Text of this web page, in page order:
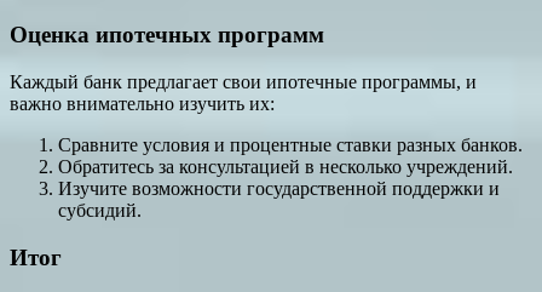
Оценка ипотечных программ
Каждый банк предлагает свои ипотечные программы, и
важно внимательно изучить их:
Сравните условия и процентные ставки разных банков.
Обратитесь за консультацией в несколько учреждений.
Изучите возможности государственной поддержки и
субсидий.
Итог